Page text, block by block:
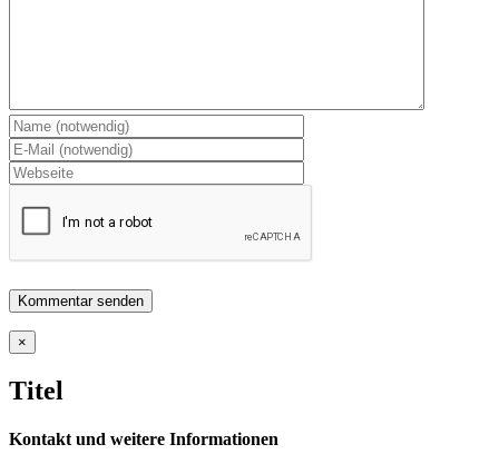
Close
product
view
×
Titel
Kontakt und weitere Informationen